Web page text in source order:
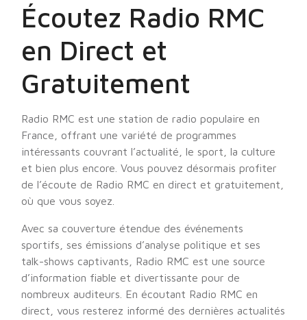
Écoutez Radio RMC
en Direct et
Gratuitement
Radio RMC est une station de radio populaire en
France, offrant une variété de programmes
intéressants couvrant l’actualité, le sport, la culture
et bien plus encore. Vous pouvez désormais profiter
de l’écoute de Radio RMC en direct et gratuitement,
où que vous soyez.
Avec sa couverture étendue des événements
sportifs, ses émissions d’analyse politique et ses
talk-shows captivants, Radio RMC est une source
d’information fiable et divertissante pour de
nombreux auditeurs. En écoutant Radio RMC en
direct, vous resterez informé des dernières actualités